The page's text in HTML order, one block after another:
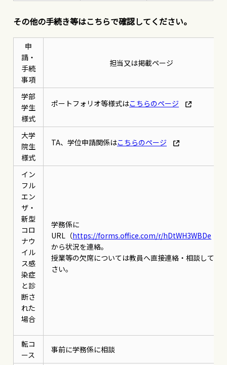
その他の手続き等はこちらで確認してください。
申
請・
手続
事項
担当又は掲載ページ
学部
学生
様式
ポートフォリオ等様式はこちらのページ
大学
院生
様式
TA、学位申請関係はこちらのページ
イン
フル
エン
ザ・
新型
コロ
ナウ
イル
ス感
染症
と診
断さ
れた
場合
学務係に
URL（https://forms.office.com/r/hDtWH3WBDe
から状況を連絡。
授業等の欠席については教員へ直接連絡・相談してく
さい。
転コ
ース
事前に学務係に相談